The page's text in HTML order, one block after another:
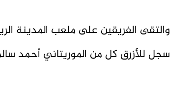
والتقى الفريقين على ملعب المدينة
سجل للأزرق كل من الموريتاني أحمد